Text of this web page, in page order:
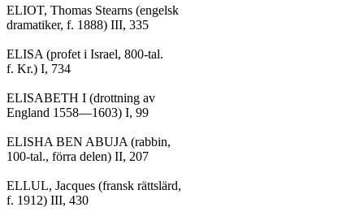
ELIOT, Thomas Stearns (engelsk
dramatiker, f. 1888) III, 335
ELISA (profet i Israel, 800-tal.
f. Kr.) I, 734
ELISABETH I (drottning av
England 1558—1603) I, 99
ELISHA BEN ABUJA (rabbin,
100-tal., förra delen) II, 207
ELLUL, Jacques (fransk rättslärd,
f. 1912) III, 430